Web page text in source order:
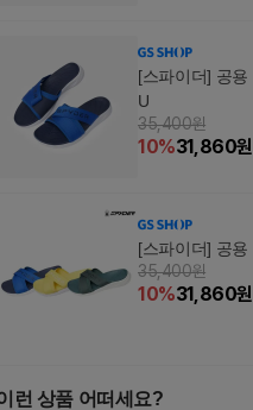
[스파이더] 공용
U
35,400원
10%31,860원
[스파이더] 공
35,400원
10%31,860원
런 상품 어떠세요?